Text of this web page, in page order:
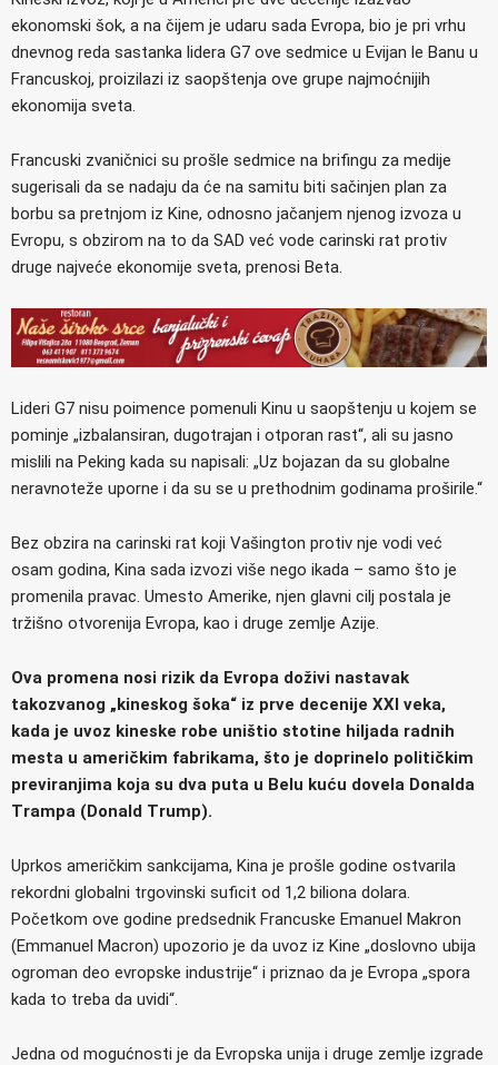
ekonomski šok, a na čijem je udaru sada Evropa, bio je pri vrhu
dnevnog reda sastanka lidera G7 ove sedmice u Evijan le Banu u
Francuskoj, proizilazi iz saopštenja ove grupe najmoćnijih
ekonomija sveta.
Francuski zvaničnici su prošle sedmice na brifingu za medije
sugerisali da se nadaju da će na samitu biti sačinjen plan za
borbu sa pretnjom iz Kine, odnosno jačanjem njenog izvoza u
Evropu, s obzirom na to da SAD već vode carinski rat protiv
druge najveće ekonomije sveta, prenosi Beta.
Lideri G7 nisu poimence pomenuli Kinu u saopštenju u kojem se
pominje „izbalansiran, dugotrajan i otporan rast“, ali su jasno
mislili na Peking kada su napisali: „Uz bojazan da su globalne
neravnoteže uporne i da su se u prethodnim godinama proširile.“
Bez obzira na carinski rat koji Vašington protiv nje vodi već
osam godina, Kina sada izvozi više nego ikada – samo što je
promenila pravac. Umesto Amerike, njen glavni cilj postala je
tržišno otvorenija Evropa, kao i druge zemlje Azije.
Ova promena nosi rizik da Evropa doživi nastavak
takozvanog „kineskog šoka“ iz prve decenije XXI veka,
kada je uvoz kineske robe uništio stotine hiljada radnih
mesta u američkim fabrikama, što je doprinelo političkim
previranjima koja su dva puta u Belu kuću dovela Donalda
Trampa (Donald Trump).
Uprkos američkim sankcijama, Kina je prošle godine ostvarila
rekordni globalni trgovinski suficit od 1,2 biliona dolara.
Početkom ove godine predsednik Francuske Emanuel Makron
(Emmanuel Macron) upozorio je da uvoz iz Kine „doslovno ubija
ogroman deo evropske industrije“ i priznao da je Evropa „spora
kada to treba da uvidi“.
Jedna od mogućnosti je da Evropska unija i druge zemlje izgrade